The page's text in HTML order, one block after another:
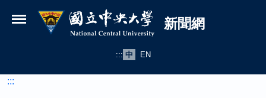
國立中央大學新聞網
新聞網
::: 中 EN
:::